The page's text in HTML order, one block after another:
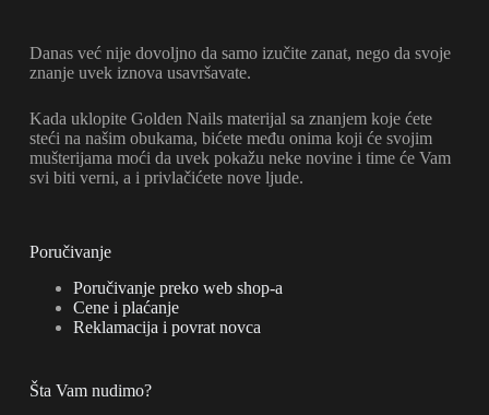
Danas već nije dovoljno da samo izučite zanat, nego da svoje
znanje uvek iznova usavršavate.
Kada uklopite Golden Nails materijal sa znanjem koje ćete
steći na našim obukama, bićete među onima koji će svojim
mušterijama moći da uvek pokažu neke novine i time će Vam
svi biti verni, a i privlačićete nove ljude.
Poručivanje
Poručivanje preko web shop-a
Cene i plaćanje
Reklamacija i povrat novca
Šta Vam nudimo?